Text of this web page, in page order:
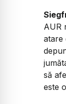
AUR
atare
să
este